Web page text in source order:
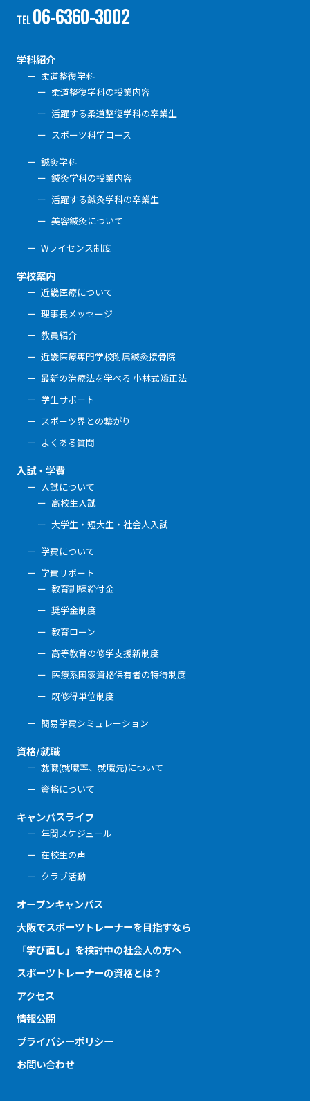
TEL06-6360-3002
学科紹介
柔道整復学科
柔道整復学科の授業内容
活躍する柔道整復学科の卒業生
スポーツ科学コース
鍼灸学科
鍼灸学科の授業内容
活躍する鍼灸学科の卒業生
美容鍼灸について
Wライセンス制度
学校案内
近畿医療について
理事長メッセージ
教員紹介
近畿医療専門学校附属鍼灸接骨院
最新の治療法を学べる 小林式矯正法
学生サポート
スポーツ界との繋がり
よくある質問
入試・学費
入試について
高校生入試
大学生・短大生・社会人入試
学費について
学費サポート
教育訓練給付金
奨学金制度
教育ローン
高等教育の修学支援新制度
医療系国家資格保有者の特待制度
既修得単位制度
簡易学費シミュレーション
資格/就職
就職(就職率、就職先)について
資格について
キャンパスライフ
年間スケジュール
在校生の声
クラブ活動
オープンキャンパス
大阪でスポーツトレーナーを目指すなら
「学び直し」を検討中の社会人の方へ
スポーツトレーナーの資格とは？
アクセス
情報公開
プライバシーポリシー
お問い合わせ